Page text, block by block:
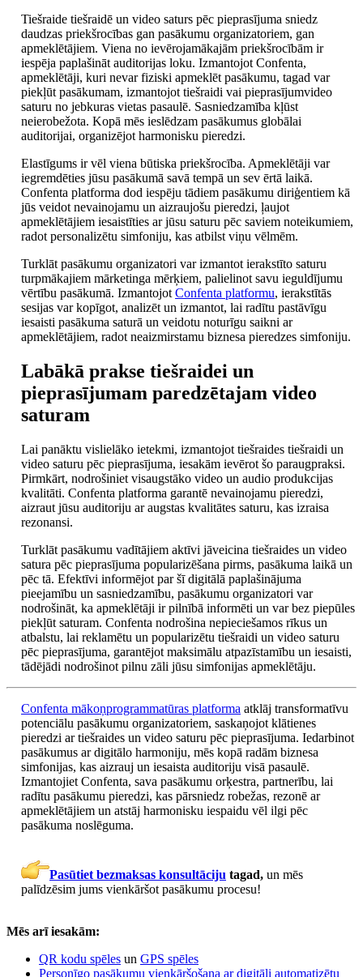
Tiešraide tiešraidē un video saturs pēc pieprasījuma sniedz
daudzas priekšrocības gan pasākumu organizatoriem, gan
apmeklētājiem. Viena no ievērojamākajām priekšrocībām ir
iespēja paplašināt auditorijas loku. Izmantojot Confenta,
apmeklētāji, kuri nevar fiziski apmeklēt pasākumu, tagad var
piekļūt pasākumam, izmantojot tiešraidi vai pieprasījumvideo
saturu no jebkuras vietas pasaulē. Sasniedzamība kļūst
neierobežota. Kopā mēs ieslēdzam pasākumus globālai
auditorijai, organizējot harmonisku pieredzi.
Elastīgums ir vēl viena būtiska priekšrocība. Apmeklētāji var
iegremdēties jūsu pasākumā savā tempā un sev ērtā laikā.
Confenta platforma dod iespēju tādiem pasākumu diriģentiem kā
jūs veidot nevainojamu un aizraujošu pieredzi, ļaujot
apmeklētājiem iesaistīties ar jūsu saturu pēc saviem noteikumiem,
radot personalizētu simfoniju, kas atbilst viņu vēlmēm.
Turklāt pasākumu organizatori var izmantot ierakstīto saturu
turpmākajiem mārketinga mērķiem, palielinot savu ieguldījumu
vērtību pasākumā. Izmantojot Confenta platformu, ierakstītās
sesijas var kopīgot, analizēt un izmantot, lai radītu pastāvīgu
iesaisti pasākuma saturā un veidotu noturīgu saikni ar
apmeklētājiem, radot neaizmirstamu biznesa pieredzes simfoniju.
Labākā prakse tiešraidei un
pieprasījumam paredzētajam video
saturam
Lai panāktu vislielāko ietekmi, izmantojot tiešraides tiešraidi un
video saturu pēc pieprasījuma, iesakām ievērot šo paraugpraksi.
Pirmkārt, nodrošiniet visaugstāko video un audio produkcijas
kvalitāti. Confenta platforma garantē nevainojamu pieredzi,
aizraut jūsu auditoriju ar augstas kvalitātes saturu, kas izraisa
rezonansi.
Turklāt pasākumu vadītājiem aktīvi jāveicina tiešraides un video
satura pēc pieprasījuma popularizēšana pirms, pasākuma laikā un
pēc tā. Efektīvi informējot par šī digitālā paplašinājuma
pieejamību un sasniedzamību, pasākumu organizatori var
nodrošināt, ka apmeklētāji ir pilnībā informēti un var bez piepūles
piekļūt saturam. Confenta nodrošina nepieciešamos rīkus un
atbalstu, lai reklamētu un popularizētu tiešraidi un video saturu
pēc pieprasījuma, garantējot maksimālu atpazīstamību un iesaisti,
tādējādi nodrošinot pilnu zāli jūsu simfonijas apmeklētāju.
Confenta mākoņprogrammatūras platforma atklāj transformatīvu
potenciālu pasākumu organizatoriem, saskaņojot klātienes
pieredzi ar tiešraides un video saturu pēc pieprasījuma. Iedarbinot
pasākumus ar digitālo harmoniju, mēs kopā radām biznesa
simfonijas, kas aizrauj un iesaista auditoriju visā pasaulē.
Izmantojiet Confenta, sava pasākumu orķestra, partnerību, lai
radītu pasākumu pieredzi, kas pārsniedz robežas, rezonē ar
apmeklētājiem un atstāj harmonisku iespaidu vēl ilgi pēc
pasākuma noslēguma.
Pasūtiet bezmaksas konsultāciju tagad, un mēs
palīdzēsim jums vienkāršot pasākumu procesu!
Mēs arī iesakām:
QR kodu spēles un GPS spēles
Personīgo pasākumu vienkāršošana ar digitāli automatizētu